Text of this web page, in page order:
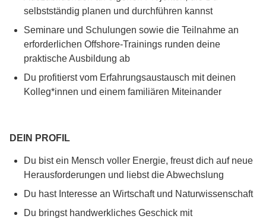
selbstständig planen und durchführen kannst
Seminare und Schulungen sowie die Teilnahme an
erforderlichen Offshore-Trainings runden deine
praktische Ausbildung ab
Du profitierst vom Erfahrungsaustausch mit deinen
Kolleg*innen und einem familiären Miteinander
DEIN PROFIL
Du bist ein Mensch voller Energie, freust dich auf neue
Herausforderungen und liebst die Abwechslung
Du hast Interesse an Wirtschaft und Naturwissenschaft
Du bringst handwerkliches Geschick mit